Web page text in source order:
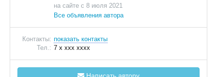
на сайте с 8 июля 2021
Все объявления автора
Контакты: показать контакты
Тел.: 7 x xxx xxxx
Написать автору